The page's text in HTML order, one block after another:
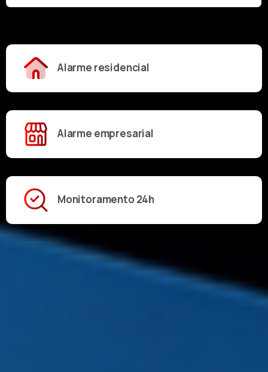
Alarme residencial
Alarme empresarial
Monitoramento 24h